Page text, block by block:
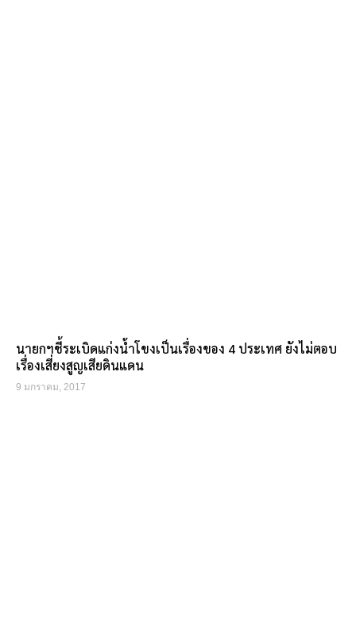
นายกฯชี้ระเบิดแก่งน้ำโขงเป็นเรื่องของ 4 ประเทศ ยังไม่ตอบ
เรื่องเสี่ยงสูญเสียดินแดน
9 มกราคม, 2017